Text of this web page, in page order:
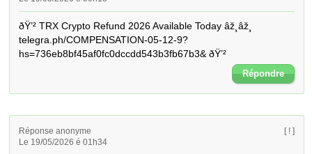
ðŸ’² TRX Crypto Refund 2026 Available Today âž¸âž¸
telegra.ph/COMPENSATION-05-12-9?
hs=736eb8bf45af0fc0dccdd543b3fb67b3& ðŸ’²
Répondre
Réponse anonyme
Le 19/05/2026 é 01h34
[ ! ]